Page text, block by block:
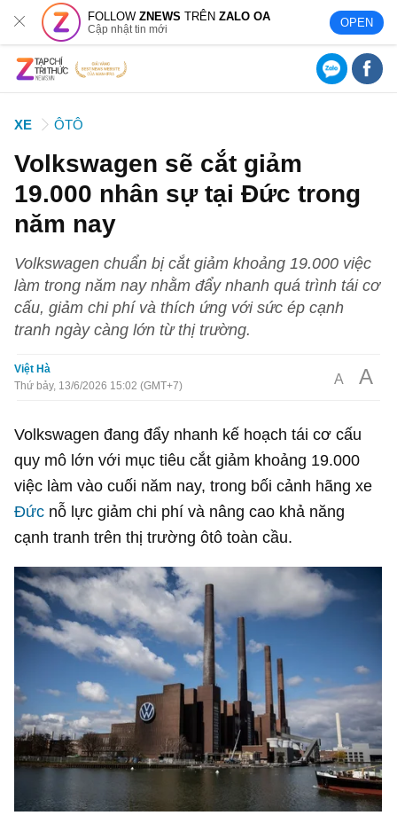
FOLLOWZNEWS TRÊNZALO OA
Cập nhật tin mới OPEN
XE ÔTÔ
Volkswagen sẽ cắt giảm
19.000 nhân sự tại Đức trong
năm nay
Volkswagen chuẩn bị cắt giảm khoảng 19.000 việc
làm trong năm nay nhằm đẩy nhanh quá trình tái cơ
cấu, giảm chi phí và thích ứng với sức ép cạnh
tranh ngày càng lớn từ thị trường.
Việt Hà
Thứ bảy, 13/6/2026 15:02 (GMT+7)
A A
Volkswagen đang đẩy nhanh kế hoạch tái cơ cấu
quy mô lớn với mục tiêu cắt giảm khoảng 19.000
việc làm vào cuối năm nay, trong bối cảnh hãng xe
Đức nỗ lực giảm chi phí và nâng cao khả năng
cạnh tranh trên thị trường ôtô toàn cầu.